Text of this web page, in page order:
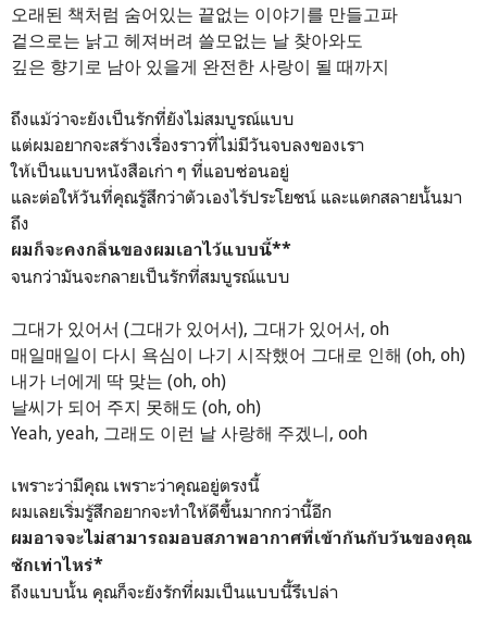
오래된 책처럼 숨어있는 끝없는 이야기를 만들고파
겉으로는 낡고 헤져버려 쓸모없는 날 찾아와도
깊은 향기로 남아 있을게 완전한 사랑이 될 때까지
ถึงแม้ว่าจะยังเป็นรักที่ยังไม่สมบูรณ์แบบ
แต่ผมอยากจะสร้างเรื่องราวที่ไม่มีวันจบลงของเรา
ให้เป็นแบบหนังสือเก่า ๆ ที่แอบซ่อนอยู่
และต่อให้วันที่คุณรู้สึกว่าตัวเองไร้ประโยชน์ และแตกสลายนั้นมา
ถึง
ผมก็จะคงกลิ่นของผมเอาไว้แบบนี้**
จนกว่ามันจะกลายเป็นรักที่สมบูรณ์แบบ
그대가 있어서 (그대가 있어서), 그대가 있어서, oh
매일매일이 다시 욕심이 나기 시작했어 그대로 인해 (oh, oh)
내가 너에게 딱 맞는 (oh, oh)
날씨가 되어 주지 못해도 (oh, oh)
Yeah, yeah, 그래도 이런 날 사랑해 주겠니, ooh
เพราะว่ามีคุณ เพราะว่าคุณอยู่ตรงนี้
ผมเลยเริ่มรู้สึกอยากจะทำให้ดีขึ้นมากกว่านี้อีก
ผมอาจจะไม่สามารถมอบสภาพอากาศที่เข้ากันกับวันของคุณ
ซักเท่าไหร่*
ถึงแบบนั้น คุณก็จะยังรักที่ผมเป็นแบบนี้รึเปล่า